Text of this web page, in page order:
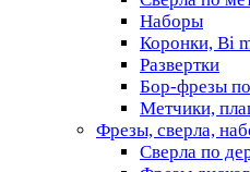
Наборы
Коронки, Bi
Развертки
Бор-фрезы
Метчики,
Фрезы, сверла,
Сверла по